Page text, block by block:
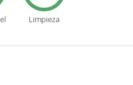
Limpieza